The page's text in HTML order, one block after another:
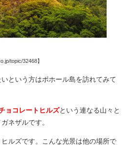
topic/32468】
という方はボホール島を訪れてみて
ョコレートヒルズという連なる山々と
ネザルです。
ヒルズです。こんな光景は他の場所で